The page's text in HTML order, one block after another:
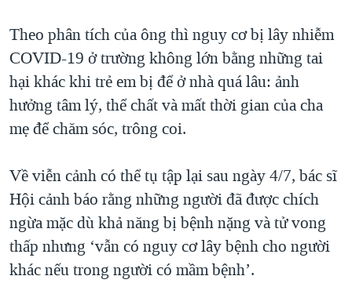
Theo phân tích của ông thì nguy cơ bị lây nhiễm
COVID-19 ở trường không lớn bằng những tai
hại khác khi trẻ em bị để ở nhà quá lâu: ảnh
hưởng tâm lý, thể chất và mất thời gian của cha
mẹ để chăm sóc, trông coi.
Về viễn cảnh có thể tụ tập lại sau ngày 4/7, bác sĩ
Hội cảnh báo rằng những người đã được chích
ngừa mặc dù khả năng bị bệnh nặng và tử vong
thấp nhưng ‘vẫn có nguy cơ lây bệnh cho người
khác nếu trong người có mầm bệnh’.